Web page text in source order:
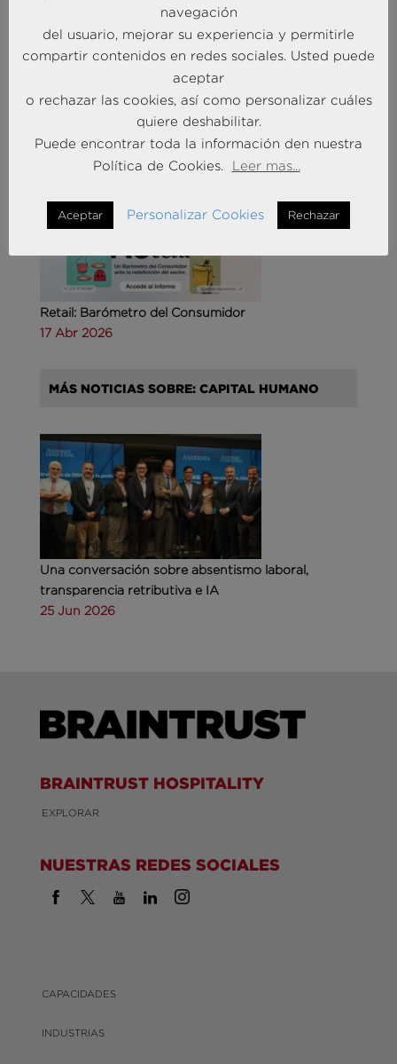
Agencias de viajes: del mostrador al taller de
experiencias
MÁS NOTICIAS SOBRE: CUSTOMER
Retail: Barómetro del Consumidor
17 Abr 2026
MÁS NOTICIAS SOBRE: CAPITAL HUMANO
Una conversación sobre absentismo laboral,
transparencia retributiva e IA
25 Jun 2026
BRAINTRUST HOSPITALITY
EXPLORAR
NUESTRAS REDES SOCIALES
CAPACIDADES
INDUSTRIAS
navegación
del usuario, mejorar su experiencia y permitirle
compartir contenidos en redes sociales. Usted puede
aceptar
o rechazar las cookies, así como personalizar cuáles
quiere deshabilitar.
Puede encontrar toda la información den nuestra
Política de Cookies.
Leer mas...
Aceptar Personalizar Cookies Rechazar